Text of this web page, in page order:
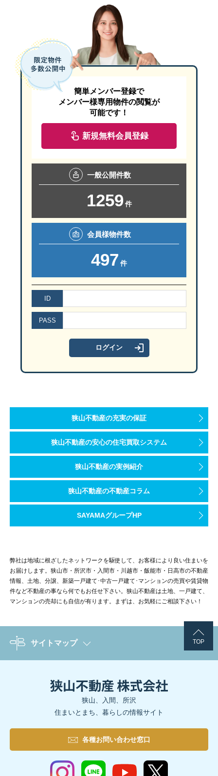
簡単メンバー登録で
メンバー様専用物件の閲覧が
可能です！
新規無料会員登録
一般公開件数
1259 件
会員様物件数
497 件
ID
PASS
狭山不動産の充実の保証
狭山不動産の安心の住宅買取システム
狭山不動産の実例紹介
狭山不動産の不動産コラム
SAYAMAグループHP
弊社は地域に根ざしたネットワークを駆使して、お客様により良い住まいを
お届けします。狭山市・所沢市・入間市・川越市・飯能市・日高市の不動産
情報、土地、分譲、新築一戸建て･中古一戸建て･マンションの売買や賃貸物
件など不動産の事なら何でもお任せ下さい。狭山不動産は土地、一戸建て、
マンションの売却にも自信が有ります。まずは、お気軽にご相談下さい！
TOP
サイトマップ
狭山、入間、所沢
住まいとまち、暮らしの情報サイト
各種お問い合わせ窓口